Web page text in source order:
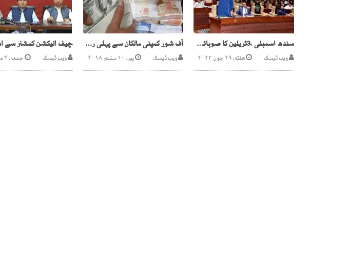
سندھ اسمبلی ،3ٹریلین کا صوبائی بجٹ اور76ارب کا فنانس بل منظور
ویب ڈیسک هفته, ۲۹ جون ۲۰۲۴
آف شور کمپنی مالکان سے پہلی ریکوری، ایف بی آر6 ارب سے زائد کی رقم وصول کرنے میں کامیاب
ویب ڈیسک پیر, ۱۰ ستمبر ۲۰۱۸ ویب ڈیسک جمعه, ۳ مئی ۲۰۲۴